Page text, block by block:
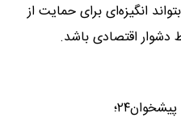
انگیزه‌ای برای حمایت از
دشوار اقتصادی باشد.